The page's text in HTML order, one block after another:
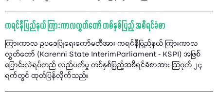
ကရင်နီပြည်နယ် ကြားကာလလွှတ်တော် တစ်နှစ်ပြည့် အစီရင်ခံစာ
ကြားကာလ ဥပဒေပြုရေးကော်မတီအား ကရင်နီပြည်နယ် ကြားကာလ
လွှတ်တော် (Karenni State InterimParliament - KSPI) အဖြစ်
ပြောင်းလဲရပ်တည် လည်ပတ်မှု တစ်နှစ်ပြည့်အစီရင်ခံစာအား သြဂုတ် ၂၄
ရက်တွင် ထုတ်ပြန်လိုက်သည်။